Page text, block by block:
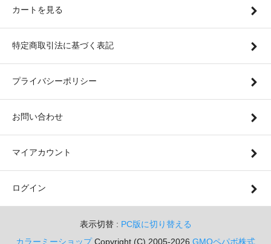
カートを見る
特定商取引法に基づく表記
プライバシーポリシー
お問い合わせ
マイアカウント
ログイン
表示切替 : PC版に切り替える
カラーミーショップCopyright (C) 2005-2026 GMOペパボ株式